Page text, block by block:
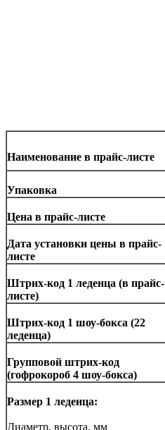
Наименование в прайс-листе
Упаковка
Цена в прайс-листе
Дата установки цены в прайс-
листе
Штрих-код 1 леденца (в прайс-
листе)
Штрих-код 1 шоу-бокса (22
леденца)
Групповой штрих-код
(гофрокороб 4 шоу-бокса)
Размер 1 леденца:
Диаметр, высота, мм